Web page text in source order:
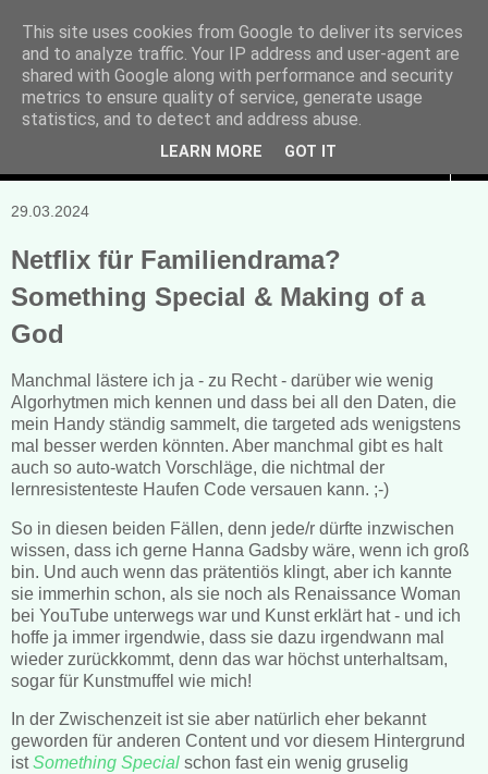
Manuela Sonntag
Bücher, Blogs & mehr
29.03.2024
Netflix für Familiendrama?
Something Special & Making of a
God
Manchmal lästere ich ja - zu Recht - darüber wie wenig
Algorhytmen mich kennen und dass bei all den Daten, die
mein Handy ständig sammelt, die targeted ads wenigstens
mal besser werden könnten. Aber manchmal gibt es halt
auch so auto-watch Vorschläge, die nichtmal der
lernresistenteste Haufen Code versauen kann. ;-)
So in diesen beiden Fällen, denn jede/r dürfte inzwischen
wissen, dass ich gerne Hanna Gadsby wäre, wenn ich groß
bin. Und auch wenn das prätentiös klingt, aber ich kannte
sie immerhin schon, als sie noch als Renaissance Woman
bei YouTube unterwegs war und Kunst erklärt hat - und ich
hoffe ja immer irgendwie, dass sie dazu irgendwann mal
wieder zurückkommt, denn das war höchst unterhaltsam,
sogar für Kunstmuffel wie mich!
In der Zwischenzeit ist sie aber natürlich eher bekannt
geworden für anderen Content und vor diesem Hintergrund
istSomething Special schon fast ein wenig gruselig
This site uses cookies from Google to deliver its services
and to analyze traffic. Your IP address and user-agent are
shared with Google along with performance and security
metrics to ensure quality of service, generate usage
statistics, and to detect and address abuse.
LEARN MORE GOT IT